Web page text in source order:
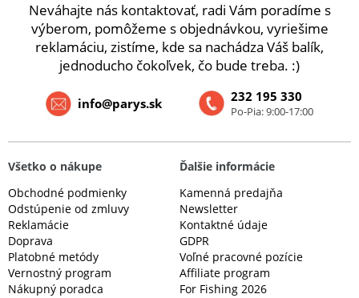
Neváhajte nás kontaktovať, radi Vám poradíme s
výberom, pomôžeme s objednávkou, vyriešime
reklamáciu, zistíme, kde sa nachádza Váš balík,
jednoducho čokoľvek, čo bude treba. :)
232 195 330
Po-Pia: 9:00-17:00
info@parys.sk
Všetko o nákupe
Obchodné podmienky
Odstúpenie od zmluvy
Reklamácie
Doprava
Platobné metódy
Vernostný program
Nákupný poradca
Ďalšie informácie
Kamenná predajňa
Newsletter
Kontaktné údaje
GDPR
Voľné pracovné pozície
Affiliate program
For Fishing 2026